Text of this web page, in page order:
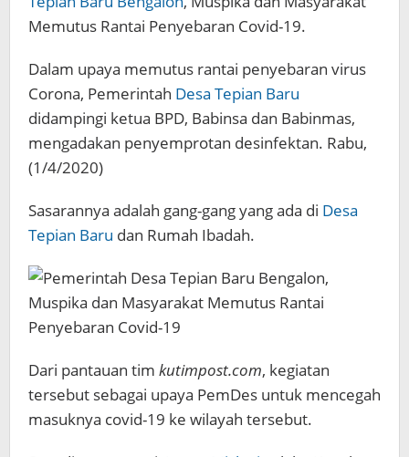
Memutus Rantai Penyebaran Covid-19.
Dalam upaya memutus rantai penyebaran virus
Corona, Pemerintah Desa Tepian Baru
didampingi ketua BPD, Babinsa dan Babinmas,
mengadakan penyemprotan desinfektan. Rabu,
(1/4/2020)
Sasarannya adalah gang-gang yang ada di Desa
Tepian Baru dan Rumah Ibadah.
Dari pantauan tim kutimpost.com, kegiatan
tersebut sebagai upaya PemDes untuk mencegah
masuknya covid-19 ke wilayah tersebut.